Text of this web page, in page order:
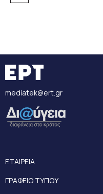
mediatek@ert.gr
ΕΤΑΙΡΕΙΑ
ΓΡΑΦΕΙΟ ΤΥΠΟΥ